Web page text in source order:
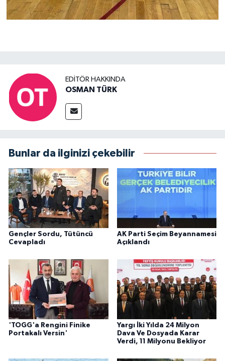
EDITÖR HAKKINDA
OSMAN TÜRK
Bunlar da ilginizi çekebilir
Gençler Sordu, Tütüncü
Cevapladı
AK Parti Seçim Beyannamesi
Açıklandı
'TOGG'a Rengini Finike
Portakalı Versin'
Yargı İki Yılda 24 Milyon
Dava Ve Dosyada Karar
Verdi, 11 Milyonu Bekliyor